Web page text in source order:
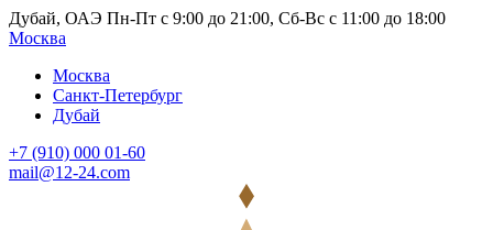
Дубай, ОАЭ Пн-Пт с 9:00 до 21:00, Сб-Вс с 11:00 до 18:00
Москва
Москва
Санкт-Петербург
Дубай
+7 (910) 000 01-60
mail@12-24.com